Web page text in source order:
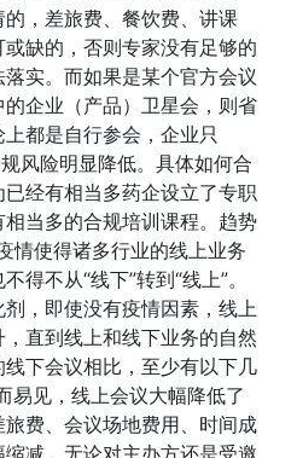
，差旅费、餐饮费、讲课
缺的，否则专家没有足够的
实。而如果是某个官方会议
的企业（产品）卫星会，则省
都是自行参会，企业只
风险明显降低。具体如何合
经有相当多药企设立了专职
当多的合规培训课程。趋势
情使得诸多行业的线上业务
得不从“线下”转到“线上”。
，即使没有疫情因素，线上
直到线上和线下业务的自然
下会议相比，至少有以下几
见，线上会议大幅降低了
费、会议场地费用、时间成